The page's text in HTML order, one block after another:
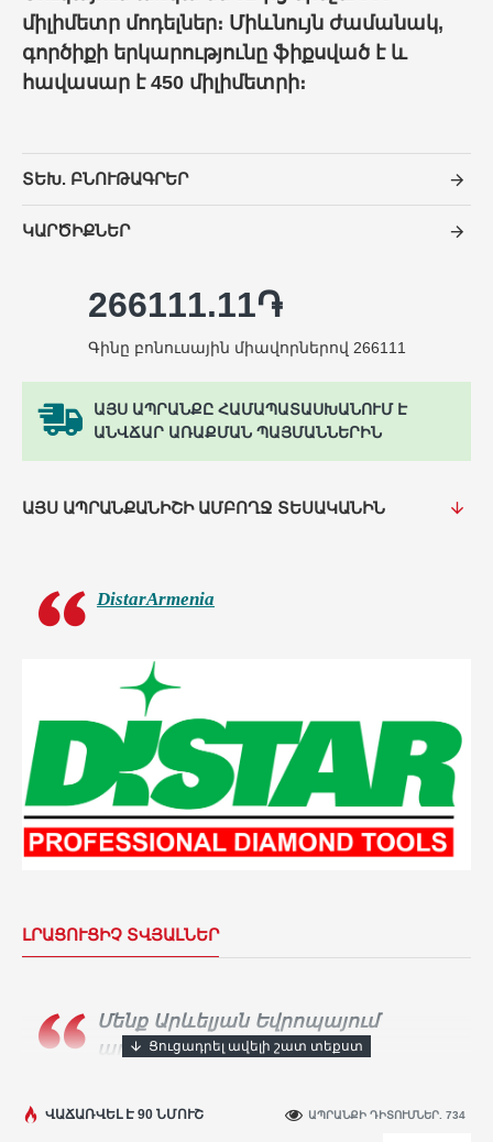
միլիմետր մոդելներ։ Միևնույն ժամանակ,
գործիքի երկարությունը ֆիքսված է և
հավասար է 450 միլիմետրի։
ՏԵԽ. ԲՆՈՒԹԱԳՐԵՐ
ԿԱՐԾԻՔՆԵՐ
ԱՅՍ ԱՊՐԱՆՔԸ ՀԱՄԱՊԱՏԱՍԽԱՆՈՒՄ Է
ԱՆՎՃԱՐ ԱՌԱՔՄԱՆ ՊԱՅՄԱՆՆԵՐԻՆ
ԱՅՍ ԱՊՐԱՆՔԱՆԻՇԻ ԱՄԲՈՂՋ ՏԵՍԱԿԱՆԻՆ
DistarArmenia
ԼՐԱՑՈՒՑԻՉ ՏՎՅԱԼՆԵՐ
Մենք Արևելյան Եվրոպայում
ադամանդե գործիքների
հազարավոր արհեստավորներ ամեն օր
ՎԱՃԱՌՎԵԼ Է 90 ՆՄՈՒՇ ԱՊՐԱՆՔԻ ԴԻՏՈՒՄՆԵՐ. 734
266111.11֏
Գինը բոնուսային միավորներով 266111